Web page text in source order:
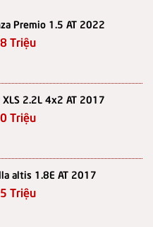
Premio 1.5 AT 2022
Triệu
XLS 2.2L 4x2 AT 2017
Triệu
altis 1.8E AT 2017
Triệu